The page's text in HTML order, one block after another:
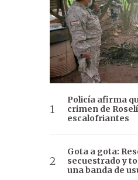
Policía afirma
crimen de
escalofriantes
Gota a gota:
secuestrado y
una banda de